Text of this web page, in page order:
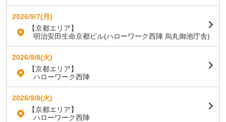
2026/9/7(月)
【京都エリア】
明治安田生命京都ビル(ハローワーク西陣 烏丸御池庁舎)
2026/9/8(火)
【京都エリア】
ハローワーク西陣
2026/9/8(火)
【京都エリア】
ハローワーク西陣